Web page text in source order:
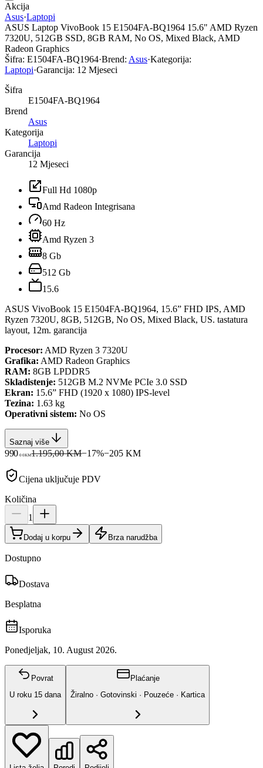
Akcija
Asus·Laptopi
ASUS Laptop VivoBook 15 E1504FA-BQ1964 15.6" AMD Ryzen
7320U, 512GB SSD, 8GB RAM, No OS, Mixed Black, AMD
Radeon Graphics
Šifra: E1504FA-BQ1964·Brend: Asus·Kategorija:
Laptopi·Garancija: 12 Mjeseci
Šifra
E1504FA-BQ1964
Brend
Asus
Kategorija
Laptopi
Garancija
12 Mjeseci
Full Hd 1080p
Amd Radeon Integrisana
60 Hz
Amd Ryzen 3
8 Gb
512 Gb
15.6
ASUS VivoBook 15 E1504FA-BQ1964, 15.6” FHD IPS, AMD
Ryzen 7320U, 8GB, 512GB, No OS, Mixed Black, US. tastatura
layout, 12m. garancija
Procesor: AMD Ryzen 3 7320U
Grafika: AMD Radeon Graphics
RAM: 8GB LPDDR5
Skladistenje: 512GB M.2 NVMe PCIe 3.0 SSD
Ekran: 15.6” FHD (1920 x 1080) IPS-level
Tezina: 1.63 kg
Operativni sistem: No OS
Saznaj više
990 00KM1.195,00 KM−17%−205 KM
Cijena uključuje PDV
Količina
1
Dodaj u korpu Brza narudžba
Dostupno
Dostava
Besplatna
Isporuka
Ponedjeljak, 10. August 2026.
Povrat
U roku 15 dana
Plaćanje
Žiralno · Gotovinski · Pouzeće · Kartica